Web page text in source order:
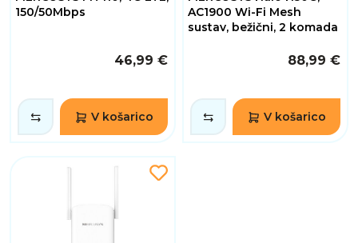
150/50Mbps
46,99 €
V košarico
AC1900 Wi-Fi Mesh
sustav, bežični, 2 komada
88,99 €
V košarico